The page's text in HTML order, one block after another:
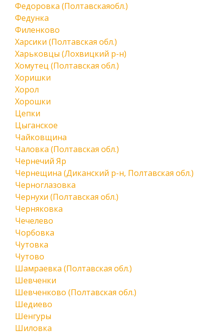
Федоровка (Полтавскаяобл.)
Федунка
Филенково
Харсики (Полтавская обл.)
Харьковцы (Лохвицкий р-н)
Хомутец (Полтавская обл.)
Хоришки
Хорол
Хорошки
Цепки
Цыганское
Чайковщина
Чаловка (Полтавская обл.)
Чернечий Яр
Чернещина (Диканский р-н, Полтавская обл.)
Черноглазовка
Чернухи (Полтавская обл.)
Черняковка
Чечелево
Чорбовка
Чутовка
Чутово
Шамраевка (Полтавская обл.)
Шевченки
Шевченково (Полтавская обл.)
Шедиево
Шенгуры
Шиловка